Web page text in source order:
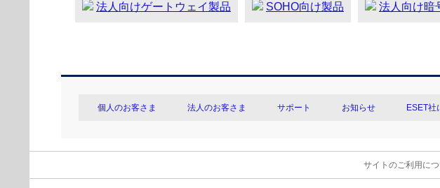
法人向けゲートウェイ製品 SOHO向け製品 法人向け暗
個人のお客さま 法人のお客さま サポート お知らせ ESET社
サイトのご利用に